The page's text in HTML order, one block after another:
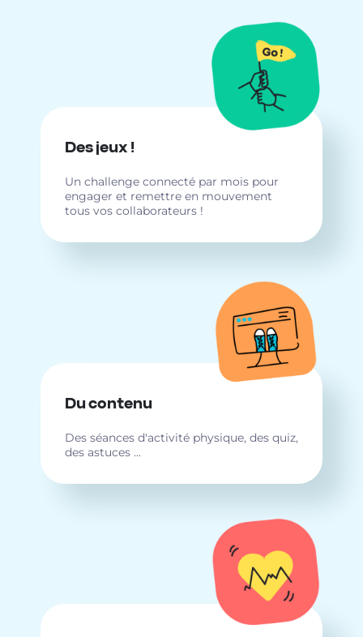
Des jeux !
Un challenge connecté par mois pour
engager et remettre en mouvement
tous vos collaborateurs !
Du contenu
Des séances d'activité physique, des quiz,
des astuces ...